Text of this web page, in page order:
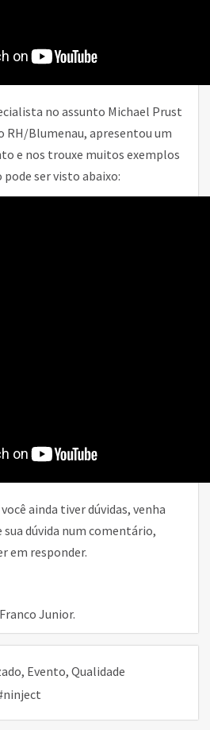
no assunto Michael Prust
RH/Blumenau, apresentou um
e nos trouxe muitos exemplos
pode ser visto abaixo:
ainda tiver dúvidas, venha
dúvida num comentário,
em responder.
Junior.
, Evento, Qualidade